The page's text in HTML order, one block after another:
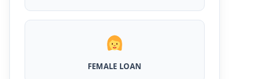
अब एयरटेल पेमेंट बैंक से ले सकते हैं पुरे 5 लाख रूपए का
लोन, अभी ऐसे आपके फोन से करे अप्लाई
FEMALE LOAN